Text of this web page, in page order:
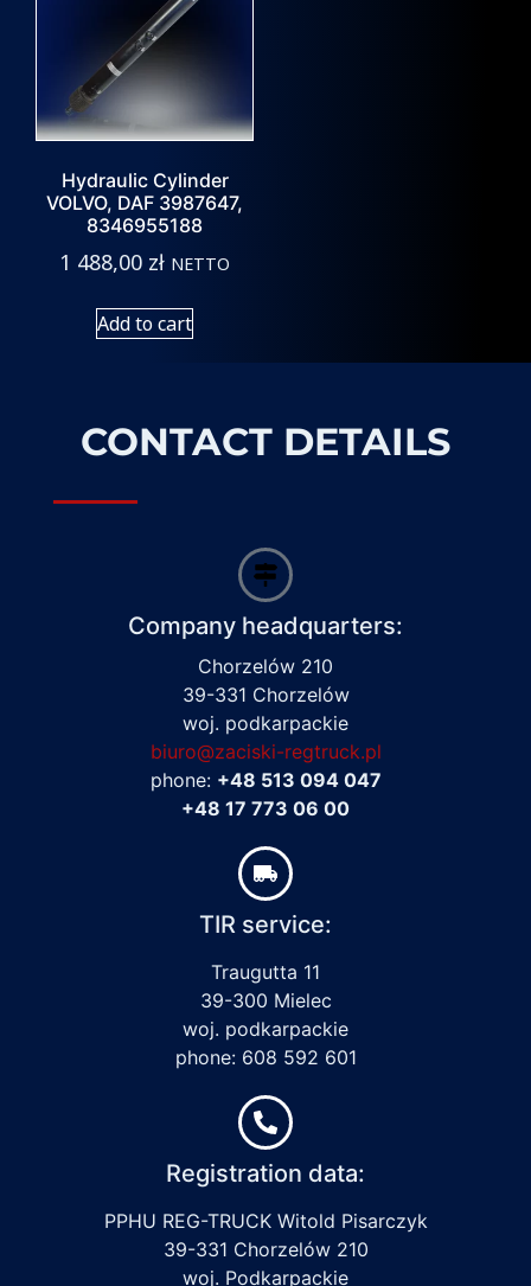
Hydraulic Cylinder
VOLVO, DAF 3987647,
8346955188
1 488,00 zł NETTO
Add to cart
CONTACT DETAILS
Company headquarters:
Chorzelów 210
39-331 Chorzelów
woj. podkarpackie
biuro@zaciski-regtruck.pl
phone: +48 513 094 047
+48 17 773 06 00
TIR service:
Traugutta 11
39-300 Mielec
woj. podkarpackie
phone: 608 592 601
Registration data:
PPHU REG-TRUCK Witold Pisarczyk
39-331 Chorzelów 210
woj. Podkarpackie